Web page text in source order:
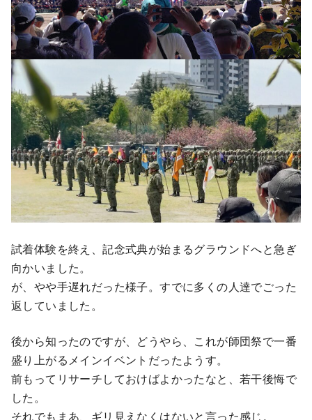
試着体験を終え、記念式典が始まるグラウンドへと急ぎ
向かいました。
が、やや手遅れだった様子。すでに多くの人達でごった
返していました。
後から知ったのですが、どうやら、これが師団祭で一番
盛り上がるメインイベントだったようす。
前もってリサーチしておけばよかったなと、若干後悔で
した。
それでもまあ、ギリ見えなくはないと言った感じ。